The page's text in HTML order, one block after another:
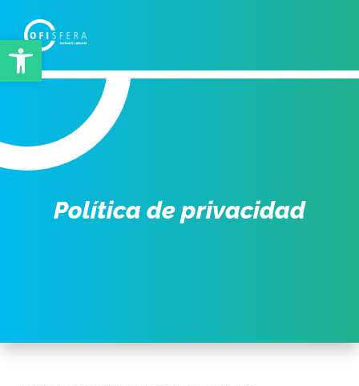
Abrir barra de herramientas
Política de privacidad